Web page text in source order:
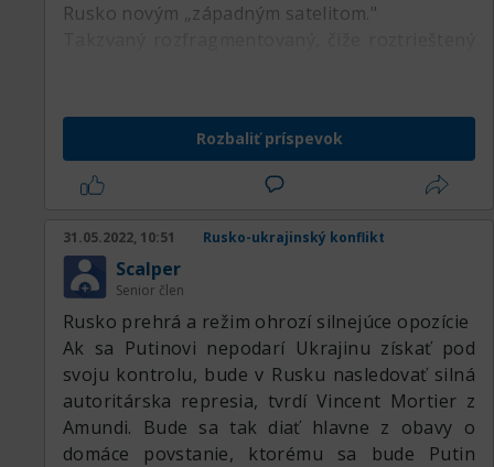
Rusko novým „západným satelitom."
prípade tých európskych, ale to iba v prípade,
že nedôjde v Európe k hlbokej recesii.
Rozbaliť príspevok
31.05.2022, 10:51 Rusko-ukrajinský konflikt
Scalper
Senior člen
Rusko prehrá a režim ohrozí silnejúce opozície
Ak sa Putinovi nepodarí Ukrajinu získať pod
svoju kontrolu, bude v Rusku nasledovať silná
autoritárska represia, tvrdí Vincent Mortier z
Amundi. Bude sa tak diať hlavne z obavy o
domáce povstanie, ktorému sa bude Putin